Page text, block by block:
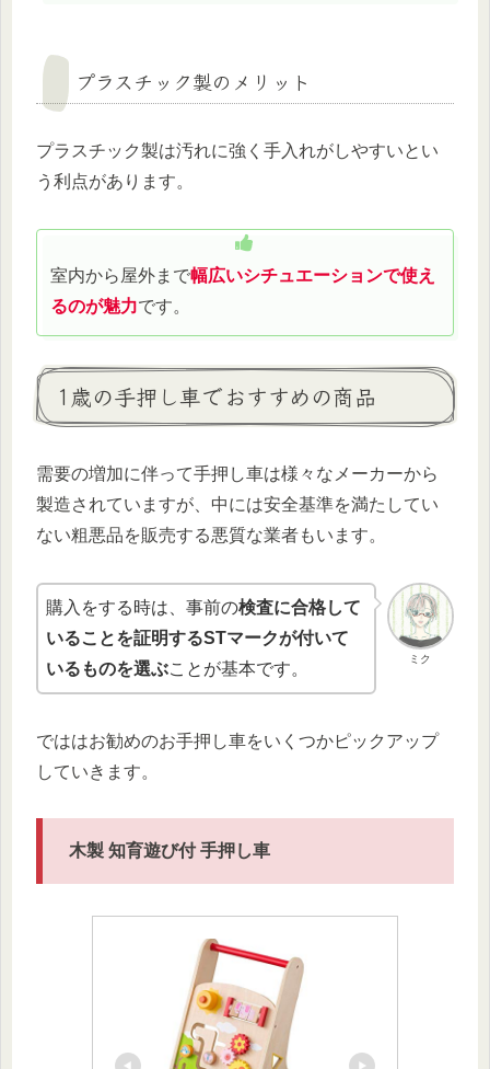
プラスチック製のメリット
プラスチック製は汚れに強く手入れがしやすいとい
う利点があります。
室内から屋外まで幅広いシチュエーションで使え
るのが魅力です。
1歳の手押し車でおすすめの商品
需要の増加に伴って手押し車は様々なメーカーから
製造されていますが、中には安全基準を満たしてい
ない粗悪品を販売する悪質な業者もいます。
ミク
購入をする時は、事前の検査に合格して
いることを証明するSTマークが付いて
いるものを選ぶことが基本です。
でははお勧めのお手押し車をいくつかピックアップ
していきます。
木製 知育遊び付 手押し車